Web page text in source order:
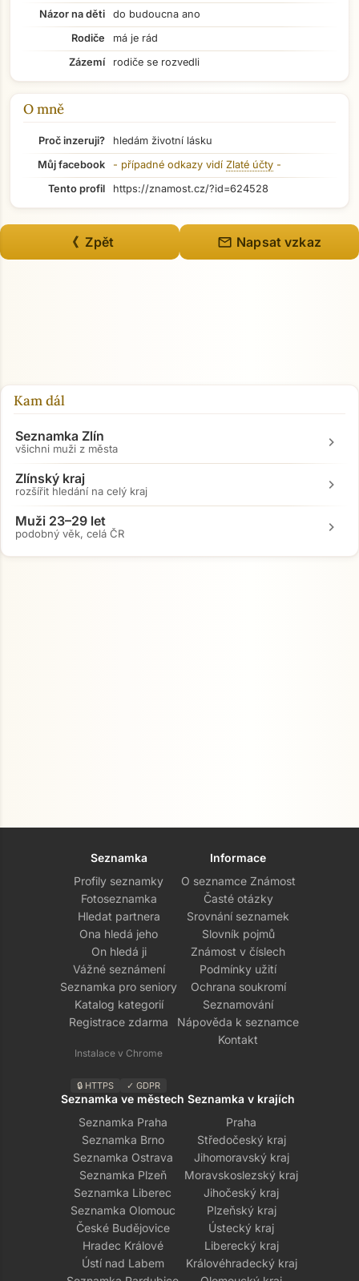
Přejít na hlavní obsah
Názor na děti
do budoucna ano
Rodiče
má je rád
Zázemí
rodiče se rozvedli
O mně
Proč inzeruji?
hledám životní lásku
Můj facebook
- případné odkazy vidí Zlaté účty -
Tento profil
https://znamost.cz/?id=624528
《 Zpět mail Napsat vzkaz
Kam dál
Seznamka Zlín
všichni muži z města chevron_right
Zlínský kraj
rozšířit hledání na celý kraj chevron_right
Muži 23–29 let
podobný věk, celá ČR chevron_right
Seznamka
Profily seznamky
Fotoseznamka
Hledat partnera
Ona hledá jeho
On hledá ji
Vážné seznámení
Seznamka pro seniory
Katalog kategorií
Registrace zdarma
Instalace v Chrome
🔒 HTTPS ✓ GDPR
Informace
O seznamce Známost
Časté otázky
Srovnání seznamek
Slovník pojmů
Známost v číslech
Podmínky užití
Ochrana soukromí
Seznamování
Nápověda k seznamce
Kontakt
Seznamka ve městech
Seznamka Praha
Seznamka Brno
Seznamka Ostrava
Seznamka Plzeň
Seznamka Liberec
Seznamka Olomouc
České Budějovice
Hradec Králové
Ústí nad Labem
Seznamka v krajích
Praha
Středočeský kraj
Jihomoravský kraj
Moravskoslezský kraj
Jihočeský kraj
Plzeňský kraj
Ústecký kraj
Liberecký kraj
Královéhradecký kraj